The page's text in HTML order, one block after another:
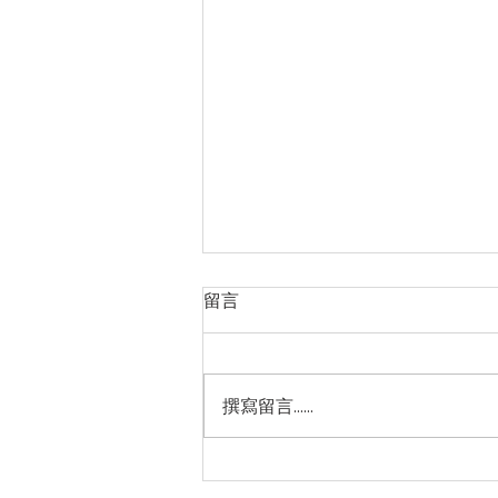
留言
撰寫留言......